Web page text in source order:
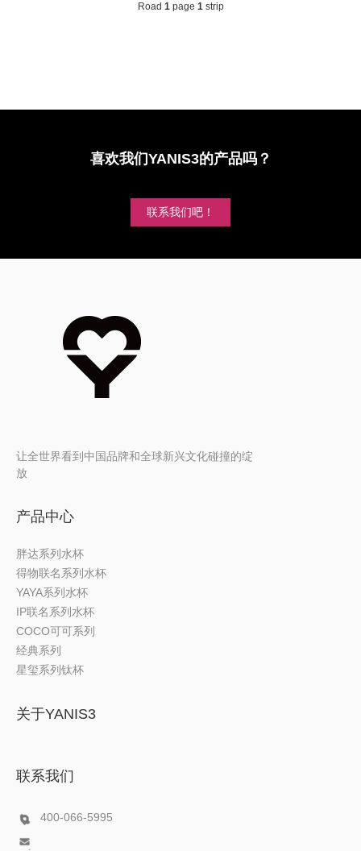
Road 1page 1strip
喜欢我们YANIS3的产品吗？
联系我们吧！
让全世界看到中国品牌和全球新兴文化碰撞的绽
放
产品中心
胖达系列水杯
得物联名系列水杯
YAYA系列水杯
IP联名系列水杯
COCO可可系列
经典系列
星玺系列钛杯
关于YANIS3
联系我们
400-066-5995